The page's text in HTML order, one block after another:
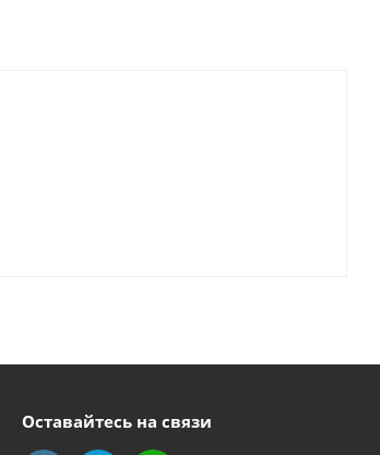
Оставайтесь на связи